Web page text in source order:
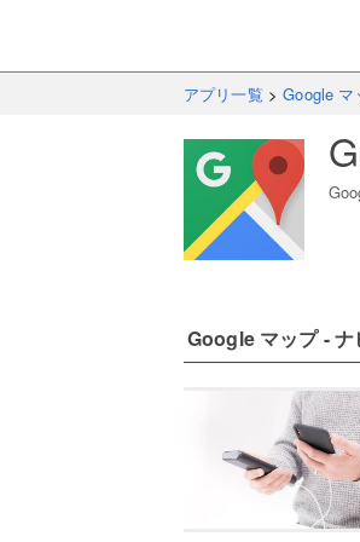
アプリ一覧 >Google マ
Google マップ -